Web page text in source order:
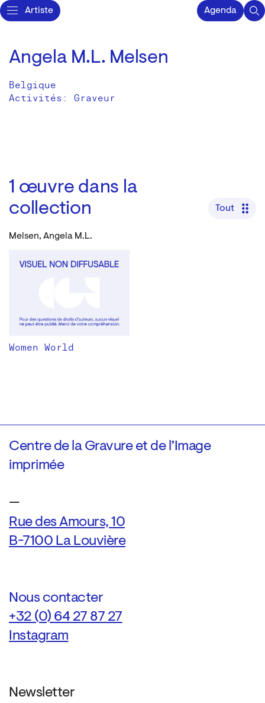
Artiste Agenda
Angela M.L. Melsen
Belgique
Activités: Graveur
1 œuvre dans la
collection
Tout
Melsen, Angela M.L.
Women World
Centre de la Gravure et de l’Image
imprimée
—
Rue des Amours, 10
B-7100 La Louvière
Nous contacter
+32 (0) 64 27 87 27
Instagram
Newsletter